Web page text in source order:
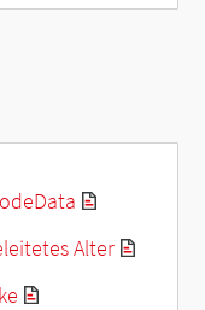
Alter